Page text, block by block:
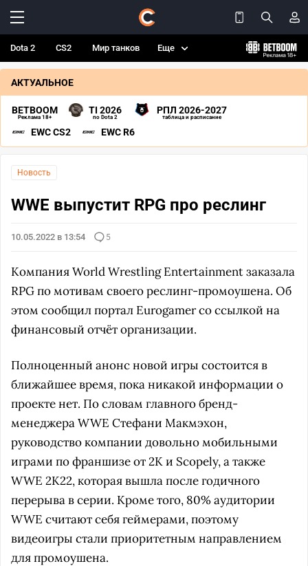
Dota 2 CS2 Мир танков Еще
АКТУАЛЬНОЕ
BETBOOM
Реклама 18+
TI 2026
по Dota 2
РПЛ 2026-2027
таблица и расписание
EWC CS2 EWC R6
Новость
WWE выпустит RPG про реслинг
10.05.2022 в 13:54 5
Компания World Wrestling Entertainment заказала
RPG по мотивам своего реслинг-промоушена. Об
этом сообщил портал Eurogamer со ссылкой на
финансовый отчёт организации.
Полноценный анонс новой игры состоится в
ближайшее время, пока никакой информации о
проекте нет. По словам главного бренд-
менеджера WWE Стефани Макмэхон,
руководство компании довольно мобильными
играми по франшизе от 2K и Scopely, а также
WWE 2K22, которая вышла после годичного
перерыва в серии. Кроме того, 80% аудитории
WWE считают себя геймерами, поэтому
видеоигры стали приоритетным направлением
для промоушена.